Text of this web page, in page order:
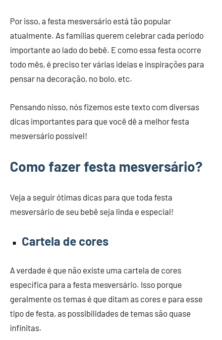
Por isso, a festa mesversário está tão popular
atualmente. As famílias querem celebrar cada período
importante ao lado do bebê. E como essa festa ocorre
todo mês, é preciso ter várias ideias e inspirações para
pensar na decoração, no bolo, etc.
Pensando nisso, nós fizemos este texto com diversas
dicas importantes para que você dê a melhor festa
mesversário possível!
Como fazer festa mesversário?
Veja a seguir ótimas dicas para que toda festa
mesversário de seu bebê seja linda e especial!
Cartela de cores
A verdade é que não existe uma cartela de cores
específica para a festa mesversário. Isso porque
geralmente os temas é que ditam as cores e para esse
tipo de festa, as possibilidades de temas são quase
infinitas.